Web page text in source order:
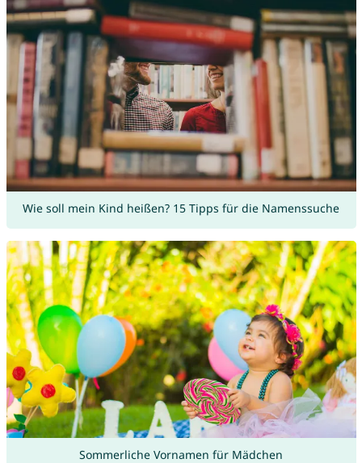
Wie soll mein Kind heißen? 15 Tipps für die Namenssuche
Sommerliche Vornamen für Mädchen